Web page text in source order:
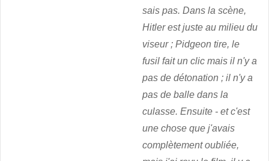
sais pas. Dans la scène,
Hitler est juste au milieu du
viseur ; Pidgeon tire, le
fusil fait un clic mais il n'y a
pas de détonation ; il n'y a
pas de balle dans la
culasse. Ensuite - et c'est
une chose que j'avais
complètement oubliée,